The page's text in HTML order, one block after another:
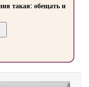
такая: обещать и